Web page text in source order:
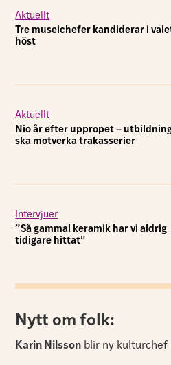
Aktuellt
Tre museichefer kandiderar i
höst
Aktuellt
Nio år efter uppropet –
ska motverka trakasserier
Intervjuer
”Så gammal keramik har vi aldrig
tidigare hittat”
Nytt om folk:
Karin Nilsson blir ny kulturchef